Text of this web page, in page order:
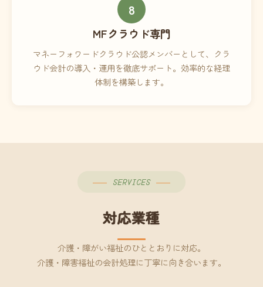
8
MFクラウド専門
マネーフォワードクラウド公認メンバーとして、クラ
ウド会計の導入・運用を徹底サポート。効率的な経理
体制を構築します。
SERVICES
対応業種
介護・障がい福祉のひととおりに対応。
介護・障害福祉の会計処理に丁寧に向き合います。